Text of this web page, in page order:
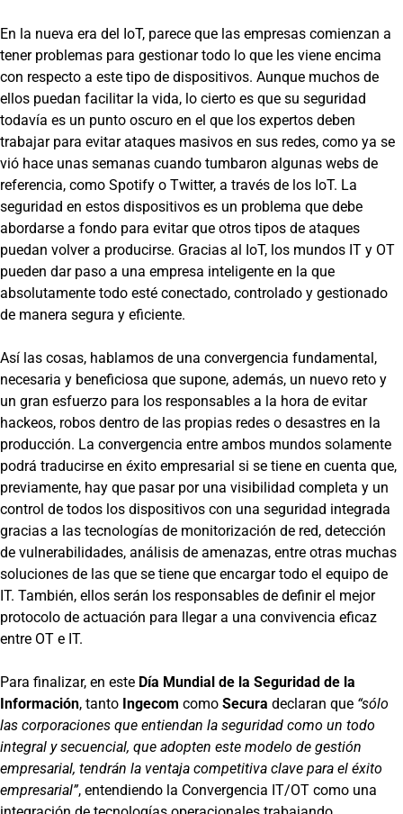
En la nueva era del IoT, parece que las empresas comienzan a
tener problemas para gestionar todo lo que les viene encima
con respecto a este tipo de dispositivos. Aunque muchos de
ellos puedan facilitar la vida, lo cierto es que su seguridad
todavía es un punto oscuro en el que los expertos deben
trabajar para evitar ataques masivos en sus redes, como ya se
vió hace unas semanas cuando tumbaron algunas webs de
referencia, como Spotify o Twitter, a través de los IoT. La
seguridad en estos dispositivos es un problema que debe
abordarse a fondo para evitar que otros tipos de ataques
puedan volver a producirse. Gracias al IoT, los mundos IT y OT
pueden dar paso a una empresa inteligente en la que
absolutamente todo esté conectado, controlado y gestionado
de manera segura y eficiente.
Así las cosas, hablamos de una convergencia fundamental,
necesaria y beneficiosa que supone, además, un nuevo reto y
un gran esfuerzo para los responsables a la hora de evitar
hackeos, robos dentro de las propias redes o desastres en la
producción. La convergencia entre ambos mundos solamente
podrá traducirse en éxito empresarial si se tiene en cuenta que,
previamente, hay que pasar por una visibilidad completa y un
control de todos los dispositivos con una seguridad integrada
gracias a las tecnologías de monitorización de red, detección
de vulnerabilidades, análisis de amenazas, entre otras muchas
soluciones de las que se tiene que encargar todo el equipo de
IT. También, ellos serán los responsables de definir el mejor
protocolo de actuación para llegar a una convivencia eficaz
entre OT e IT.
Para finalizar, en este Día Mundial de la Seguridad de la
Información, tanto Ingecom como Secura declaran que “sólo
las corporaciones que entiendan la seguridad como un todo
integral y secuencial, que adopten este modelo de gestión
empresarial, tendrán la ventaja competitiva clave para el éxito
empresarial”, entendiendo la Convergencia IT/OT como una